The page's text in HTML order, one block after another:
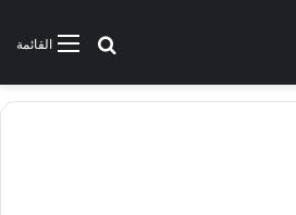
القائمةبحث عن